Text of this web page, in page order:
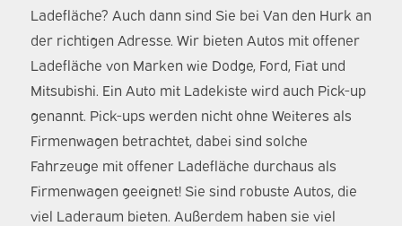
Ladefläche? Auch dann sind Sie bei Van den Hurk an
der richtigen Adresse. Wir bieten Autos mit offener
Ladefläche von Marken wie Dodge, Ford, Fiat und
Mitsubishi. Ein Auto mit Ladekiste wird auch Pick-up
genannt. Pick-ups werden nicht ohne Weiteres als
Firmenwagen betrachtet, dabei sind solche
Fahrzeuge mit offener Ladefläche durchaus als
Firmenwagen geeignet! Sie sind robuste Autos, die
viel Laderaum bieten. Außerdem haben sie viel